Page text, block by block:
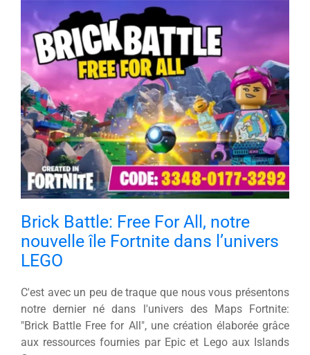
Actualité
Contact
Brick Battle: Free For All, notre
nouvelle île Fortnite dans l’univers
LEGO
C'est avec un peu de traque que nous vous présentons
notre dernier né dans l'univers des Maps Fortnite:
"Brick Battle Free for All", une création élaborée grâce
aux ressources fournies par Epic et Lego aux Islands